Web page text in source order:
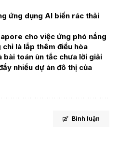
ứng dụng AI biến rác thải
cho việc ứng phó nắng
là lắp thêm điều hòa
bài toán ùn tắc chưa lời giải
nhiều dự án đô thị của
Bình luận